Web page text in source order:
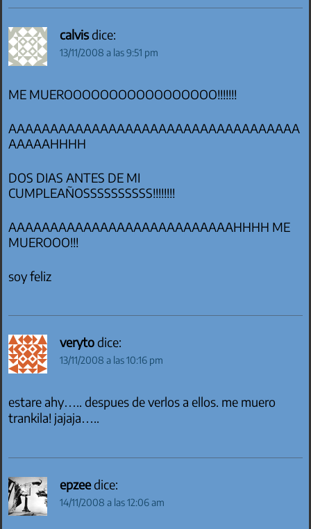
calvisdice:
13/11/2008 a las 9:51 pm
ME MUEROOOOOOOOOOOOOOOOO!!!!!!!
AAAAAAAAAAAAAAAAAAAAAAAAAAAAAAAAAAA
AAAAAHHHH
DOS DIAS ANTES DE MI
CUMPLEAÑOSSSSSSSSSS!!!!!!!!
AAAAAAAAAAAAAAAAAAAAAAAAAAAHHHH ME
MUEROOO!!!
soy feliz
verytodice:
13/11/2008 a las 10:16 pm
estare ahy….. despues de verlos a ellos. me muero
trankila! jajaja…..
epzeedice:
14/11/2008 a las 12:06 am